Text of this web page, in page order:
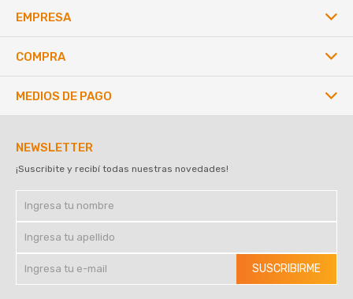
EMPRESA
COMPRA
NEWSLETTER
¡Suscribite y recibí todas nuestras novedades!
SUSCRIBIRME
MEDIOS DE PAGO